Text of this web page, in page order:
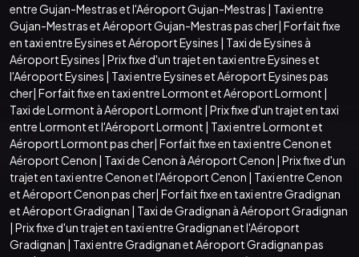
entre Gujan-Mestras et l'Aéroport Gujan-Mestras | Taxi entre
Gujan-Mestras et Aéroport Gujan-Mestras pas cher| Forfait fixe
en taxi entre Eysines et Aéroport Eysines | Taxi de Eysines à
Aéroport Eysines | Prix fixe d'un trajet en taxi entre Eysines et
l'Aéroport Eysines | Taxi entre Eysines et Aéroport Eysines pas
cher| Forfait fixe en taxi entre Lormont et Aéroport Lormont |
Taxi de Lormont à Aéroport Lormont | Prix fixe d'un trajet en taxi
entre Lormont et l'Aéroport Lormont | Taxi entre Lormont et
Aéroport Lormont pas cher| Forfait fixe en taxi entre Cenon et
Aéroport Cenon | Taxi de Cenon à Aéroport Cenon | Prix fixe d'un
trajet en taxi entre Cenon et l'Aéroport Cenon | Taxi entre Cenon
et Aéroport Cenon pas cher| Forfait fixe en taxi entre Gradignan
et Aéroport Gradignan | Taxi de Gradignan à Aéroport Gradignan
| Prix fixe d'un trajet en taxi entre Gradignan et l'Aéroport
Gradignan | Taxi entre Gradignan et Aéroport Gradignan pas